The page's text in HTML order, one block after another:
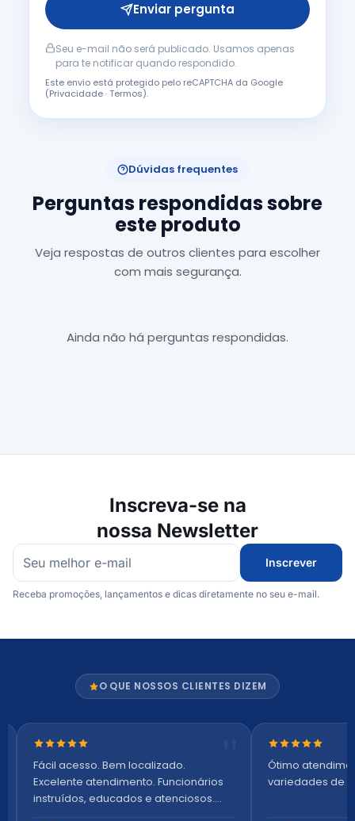
Enviar pergunta
Seu e-mail não será publicado. Usamos apenas
para te notificar quando respondido.
Este envio está protegido pelo reCAPTCHA da Google
(Privacidade·Termos).
Dúvidas frequentes
Perguntas respondidas sobre
este produto
Veja respostas de outros clientes para escolher
com mais segurança.
Ainda não há perguntas respondidas.
Inscreva-se na
nossa Newsletter
Inscrever
Receba promoções, lançamentos e dicas diretamente no seu e-mail.
O QUE NOSSOS CLIENTES DIZEM
Nota 5 de 5 estrelas
Fácil acesso. Bem localizado.
Excelente atendimento. Funcionários
instruídos, educados e atenciosos.
Nota 5 de 5
Ótimo
variedades de